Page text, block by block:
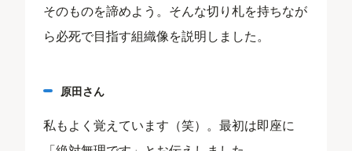
そのものを諦めよう。そんな切り札を持ちなが
ら必死で目指す組織像を説明しました。
原田さん
私もよく覚えています（笑）。最初は即座に